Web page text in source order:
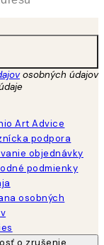
osobných údajov
Art Advice
podpora
objednávky
podmienky
osobných
o zrušenie